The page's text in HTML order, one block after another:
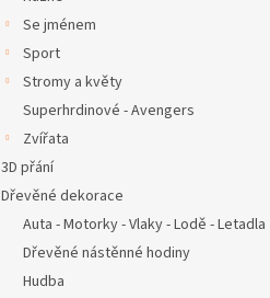
Se jménem
Sport
Stromy a květy
Superhrdinové - Avengers
Zvířata
3D přání
Dřevěné dekorace
Auta - Motorky - Vlaky - Lodě - Letadla
Dřevěné nástěnné hodiny
Hudba